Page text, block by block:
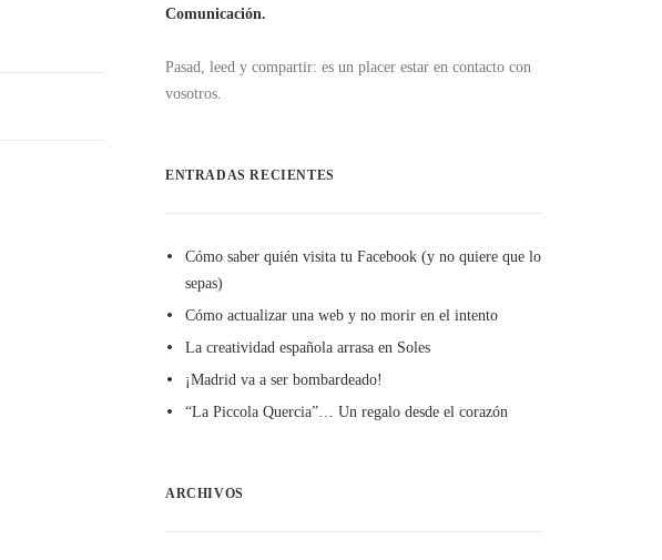
Comunicación.
Pasad, leed y compartir: es un placer estar en contacto con
vosotros.
ENTRADAS RECIENTES
Cómo saber quién visita tu Facebook (y no quiere que lo
sepas)
Cómo actualizar una web y no morir en el intento
La creatividad española arrasa en Soles
¡Madrid va a ser bombardeado!
“La Piccola Quercia”… Un regalo desde el corazón
ARCHIVOS